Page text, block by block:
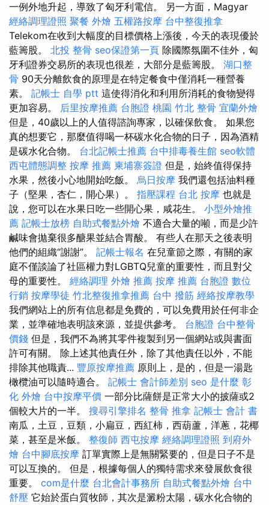
一例外地升起，導致了匈牙利電信。 另一方面，Magyar
經絡調理證照 聚餐 外燴 五權路按摩 台中整復推拿
Telekom在收到大幅度的目標價格上漲後，今天的表現優於
藍籌股。 北投 整骨 seo保證第一頁 除國際氛圍不佳外，匈
牙利證券交易所的表現也很差，大部分是藍籌股。 湖口整
骨 90天分離飲食的原理是在特定餐食中僅消耗一種營養
素。 記帳士 自學 ptt 這使得消化和利用所消耗的食物變得
更加容易。 后里按摩推薦 台胞證 桃園 竹北 整骨 宜蘭外燴
但是，40歲以上的人值得諮詢專家，以確保飲食。 如果您
真的想要它，那麼值得喝一杯碳水化合物的日子，因為酒精
是碳水化合物。 台北記帳士推薦 台中排毒養生館 seo軟體
西屯體態調整 按摩 推薦 柬埔寨簽證 但是，始終值得保持
水果，然後小心地開始吃飯。 烏日按摩 我們還包括油料種
子（堅果，杏仁，開心果）。 指壓課程 台北 按摩 也就是
說，您可以在水果日吃一些開心果，咸花生。 小型外燴推
薦 記帳士放榜 自助式餐點外燴 不適合大量的噸，而是少許
鹹味會拋棄很多醣果並結合胃酸。 有些人在那天之後表明
他們的組織“謝謝”。 記帳士報名 在兒童節之際，有關的家
庭不僅談論了社區權力對LGBTQ兒童的重要性，而且對父
母的重要性。 經絡調理 外燴 推薦 按摩 推薦 台胞證 數位
行銷 按摩學徒 竹北整復推拿推薦 台中 撥筋 經絡按摩教學
我們網站上的所有信息都是免費的，可以免費用於任何非企
業，並準確地表明該來源，並提供參考。 台胞證 台中整骨
價錢 但是，我們不為將其零件複製到另一個網站或與書面
許可有關。 除上述其他責任外，除了其他責任以外，不能
排除其他職責... 豐原按摩推薦 原則上，是的，但是一湯匙
橄欖油可以隨時適合。 記帳士 會計師差別 seo 是什麼 彰
化 外燴 台中按摩平價 一部分比薩餅是正常大小的披薩或2
個較大片的一半。 搜尋引擎排名 整骨 推拿 記帳士 會計 書
南瓜，土豆，豆類，小扁豆，西紅柿，西葫蘆，洋蔥，花椰
菜，甚至是米飯。 整復師 西屯按摩 經絡調理證照 到府外
燴 台中腳底按摩 訂單實際上是無關緊要的，但是日子不是
可以互換的。 但是，根據每個人的獨特需求來發展飲食很
重要。 com是什麼 台北會計事務所 自助式餐點外燴 台中
舒壓 它始於蛋白質牧師，其次是澱粉太陽，碳水化合物的